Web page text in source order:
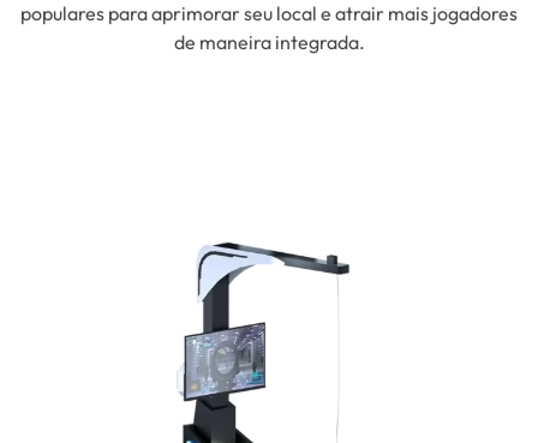
populares para aprimorar seu local e atrair mais jogadores
de maneira integrada.